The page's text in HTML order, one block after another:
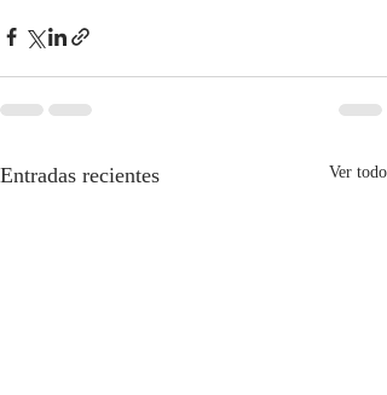
Entradas recientes Ver todo